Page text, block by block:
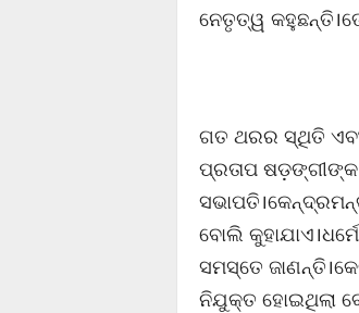
ନେତୃତ୍ୱ
ଗତ ଥରର ସ୍ଥିତି
ପ୍ରତାପ ଷଡ଼ଙ୍ଗୀଙ୍କ
ବୋଲି
ସମସ୍ତେ
ନିଯୁକ୍ତ ହୋଇଥିଲା